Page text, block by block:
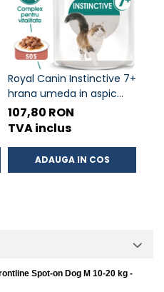
Royal Canin Instinctive 7+
hrana umeda in aspic
pentru pisica senior, 12 x
85 g
107,80 RON
TVA inclus
ADAUGA IN COS
Spot-on Dog M 10-20 kg -